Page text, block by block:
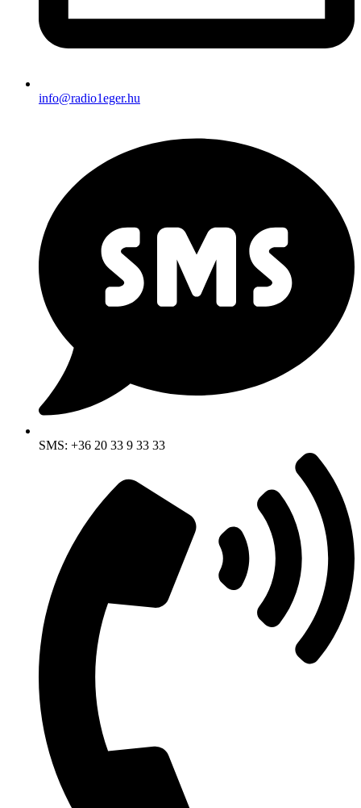
info@radio1eger.hu
SMS: +36 20 33 9 33 33